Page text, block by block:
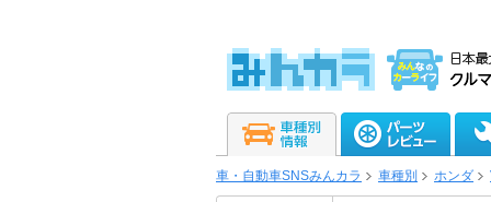
車・自動車SNSみんカラ 車種別 ホンダ